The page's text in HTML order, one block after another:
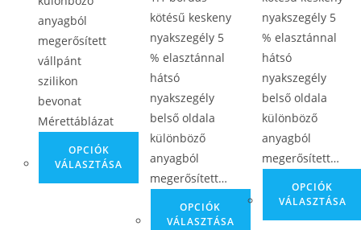
anyagból
megerősített
vállpánt
szilikon
bevonat
Mérettáblázat
OPCIÓK
VÁLASZTÁSA
kötésű keskeny
nyakszegély 5
% elasztánnal
hátsó
nyakszegély
belső oldala
különböző
anyagból
megerősített…
OPCIÓK
VÁLASZTÁSA
nyakszegély 5
% elasztánnal
hátsó
nyakszegély
belső oldala
különböző
anyagból
megerősített…
OPCIÓK
VÁLASZTÁSA